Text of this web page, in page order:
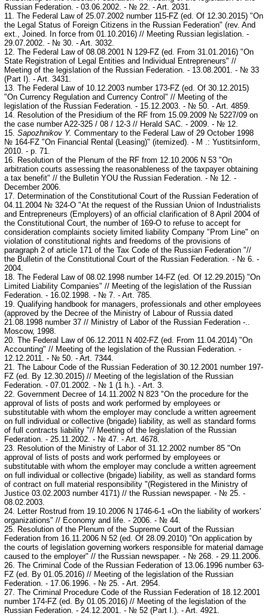
Russian Federation. - 03.06.2002. - № 22. - Art. 2031.
11. The Federal Law of 25.07.2002 number 115-FZ (ed. Of 12.30.2015) "On
the Legal Status of Foreign Citizens in the Russian Federation" (rev. And
ext., Joined. In force from 01.10.2016) // Meeting Russian legislation. -
29.07.2002. - № 30. - Art. 3032.
12. The Federal Law of 08.08.2001 N 129-FZ (ed. From 31.01.2016) "On
State Registration of Legal Entities and Individual Entrepreneurs" //
Meeting of the legislation of the Russian Federation. - 13.08.2001. - № 33
(Part I). - Art. 3431.
13. The Federal Law of 10.12.2003 number 173-FZ (ed. Of 30.12.2015)
"On Currency Regulation and Currency Control" // Meeting of the
legislation of the Russian Federation. - 15.12.2003. - № 50. - Art. 4859.
14. Resolution of the Presidium of the RF from 15.09.2009 № 5227/09 on
the case number A22-325 / 08 / 12-3 // Herald SAC. - 2009. - № 12.
15. Sapozhnikov Y. Commentary to the Federal Law of 29 October 1998
№ 164-FZ "On Financial Rental (Leasing)" (itemized). - M .: Yustitsinform,
2010. - p. 71.
16. Resolution of the Plenum of the RF from 12.10.2006 N 53 "On
arbitration courts assessing the reasonableness of the taxpayer obtaining
a tax benefit" // the Bulletin YOU the Russian Federation. - № 12. -
December 2006.
17. Determination of the Constitutional Court of the Russian Federation of
04.11.2004 № 324-O "At the request of the Russian Union of Industrialists
and Entrepreneurs (Employers) of an official clarification of 8 April 2004 of
the Constitutional Court, the number of 169-O to refuse to accept for
consideration complaints society limited liability Company "Prom Line" on
violation of constitutional rights and freedoms of the provisions of
paragraph 2 of article 171 of the Tax Code of the Russian Federation "//
the Bulletin of the Constitutional Court of the Russian Federation. - № 6. -
2004.
18. The Federal Law of 08.02.1998 number 14-FZ (ed. Of 12.29.2015) "On
Limited Liability Companies" // Meeting of the legislation of the Russian
Federation. - 16.02.1998. - № 7. - Art. 785.
19. Qualifying handbook for managers, professionals and other employees
(approved by the Decree of the Ministry of Labour of Russia dated
21.08.1998 number 37 // Ministry of Labor of the Russian Federation -..
Moscow, 1998.
20. The Federal Law of 06.12.2011 N 402-FZ (ed. From 11.04.2014) "On
Accounting" // Meeting of the legislation of the Russian Federation. -
12.12.2011. - № 50. - Art. 7344.
21. The Labour Code of the Russian Federation of 30.12.2001 number 197-
FZ (ed. By 12.30.2015) // Meeting of the legislation of the Russian
Federation. - 07.01.2002. - № 1 (1 h.). - Art. 3.
22. Government Decree of 14.11.2002 N 823 "On the procedure for the
approval of lists of posts and work performed by employees or
substitutable with whom the employer may conclude a written agreement
on full individual or collective (brigade) liability, as well as standard forms
of full contracts liability "// Meeting of the legislation of the Russian
Federation. - 25.11.2002. - № 47. - Art. 4678.
23. Resolution of the Ministry of Labor of 31.12.2002 number 85 "On
approval of lists of posts and work performed by employees or
substitutable with whom the employer may conclude a written agreement
on full individual or collective (brigade) liability, as well as standard forms
of contract on full material responsibility "(Registered in the Ministry of
Justice 03.02.2003 number 4171) // the Russian newspaper. - № 25. -
08.02.2003.
24. Letter Rostrud from 19.10.2006 N 1746-6-1 «On the liability of workers'
organizations" // Economy and life. - 2006. - № 44.
25. Resolution of the Plenum of the Supreme Court of the Russian
Federation from 16.11.2006 N 52 (ed. Of 28.09.2010) "On application by
the courts of legislation governing workers responsible for material damage
caused to the employer" // the Russian newspaper. - № 268. - 29.11.2006.
26. The Criminal Code of the Russian Federation of 13.06.1996 number 63-
FZ (ed. By 01.05.2016) // Meeting of the legislation of the Russian
Federation. - 17.06.1996. - № 25. - Art. 2954.
27. The Criminal Procedure Code of the Russian Federation of 18.12.2001
number 174-FZ (ed. By 01.05.2016) // Meeting of the legislation of the
Russian Federation. - 24.12.2001. - № 52 (Part I.). - Art. 4921.